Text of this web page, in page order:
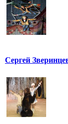
Сергей